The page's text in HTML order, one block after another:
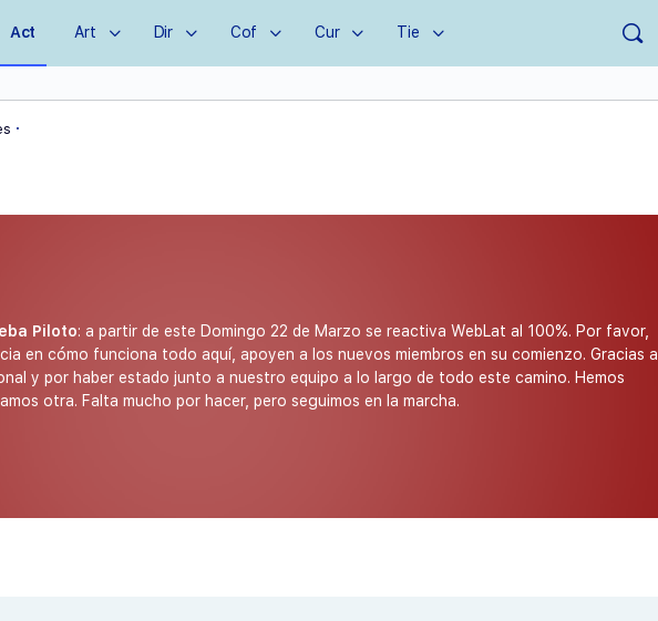
Act Art Dir Cof Cur Tie
·
Piloto: a partir de este Domingo 22 de Marzo se reactiva WebLat al 100%. Por favor,
en cómo funciona todo aquí, apoyen a los nuevos miembros en su comienzo. Gracias a
y por haber estado junto a nuestro equipo a lo largo de todo este camino. Hemos
otra. Falta mucho por hacer, pero seguimos en la marcha.